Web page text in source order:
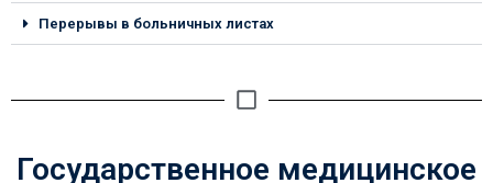
Перерывы в больничных листах
Государственное медицинское